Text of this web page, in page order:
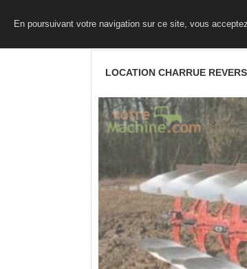
En poursuivant votre navigation sur ce site, vous
LOCATION CHARRUE